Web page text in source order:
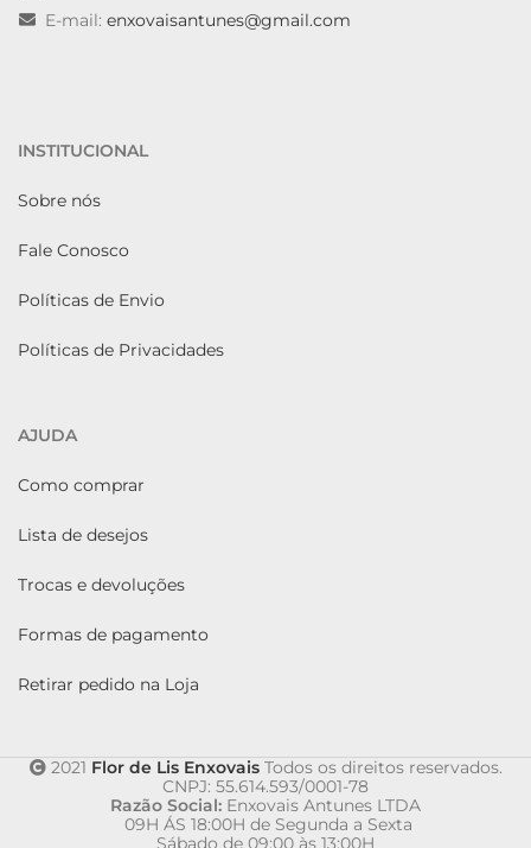
E-mail: enxovaisantunes@gmail.com
INSTITUCIONAL
Sobre nós
Fale Conosco
Políticas de Envio
Políticas de Privacidades
AJUDA
Como comprar
Lista de desejos
Trocas e devoluções
Formas de pagamento
Retirar pedido na Loja
2021 Flor de Lis EnxovaisTodos os direitos reservados.
CNPJ: 55.614.593/0001-78
Razão Social: Enxovais Antunes LTDA
09H ÁS 18:00H de Segunda a Sexta
Sábado de 09:00 às 13:00H